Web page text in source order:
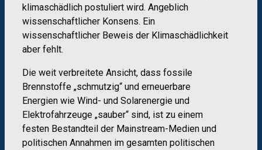
klimaschädlich postuliert wird. Angeblich
wissenschaftlicher Konsens. Ein
wissenschaftlicher Beweis der Klimaschädlichkeit
aber fehlt.
Die weit verbreitete Ansicht, dass fossile
Brennstoffe „schmutzig“ und erneuerbare
Energien wie Wind- und Solarenergie und
Elektrofahrzeuge „sauber“ sind, ist zu einem
festen Bestandteil der Mainstream-Medien und
politischen Annahmen im gesamten politischen